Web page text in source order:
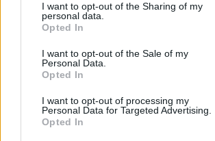
I want to opt-out of the Sharing of my
personal data.
Opted In
I want to opt-out of the Sale of my
Personal Data.
Opted In
I want to opt-out of processing my
Personal Data for Targeted Advertising.
Opted In